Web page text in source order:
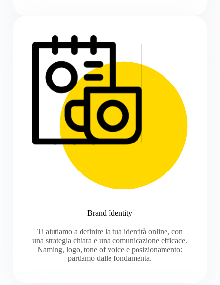
Brand Identity
Ti aiutiamo a definire la tua identità online, con
una strategia chiara e una comunicazione efficace.
Naming, logo, tone of voice e posizionamento:
partiamo dalle fondamenta.